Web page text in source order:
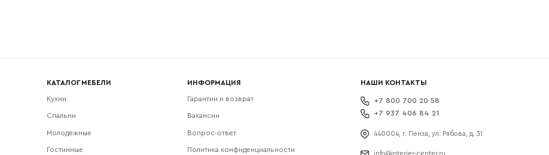
КАТАЛОГ МЕБЕЛИ
Кухни
Спальни
Молодежные
Гостинные
ИНФОРМАЦИЯ
Гарантии и возврат
Вакансии
Вопрос-ответ
Политика конфиденциальности
НАШИ КОНТАКТЫ
+7 800 700 20 58
+7 937 406 84 21
440004, г. Пенза, ул. Рябова, д. 31
info@interier-center.ru